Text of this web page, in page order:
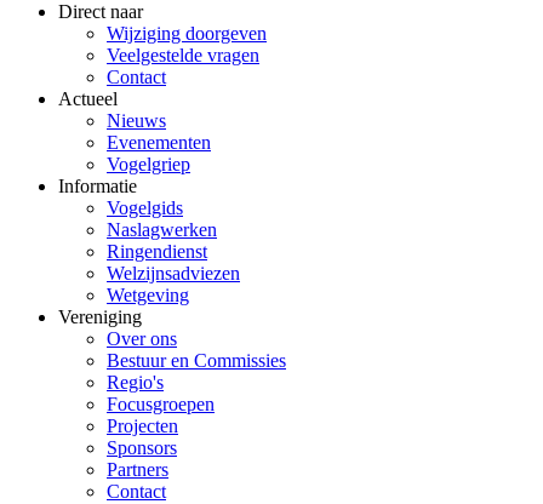
Direct naar
Wijziging doorgeven
Veelgestelde vragen
Contact
Actueel
Nieuws
Evenementen
Vogelgriep
Informatie
Vogelgids
Naslagwerken
Ringendienst
Welzijnsadviezen
Wetgeving
Vereniging
Over ons
Bestuur en Commissies
Regio's
Focusgroepen
Projecten
Sponsors
Partners
Contact